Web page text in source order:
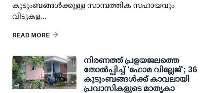
കുടുംബങ്ങള്‍ക്കുള്ള സാമ്പത്തിക സഹായവും
വീടുകള...
READ MORE
നിരണത്ത് പ്രളയജലത്തെ
തോല്‍പ്പിച്ച് 'ഫോമ വില്ലേജ്'; 36
കുടുംബങ്ങള്‍ക്ക് കാവലായി
പ്രവാസികളുടെ മാതൃകാ